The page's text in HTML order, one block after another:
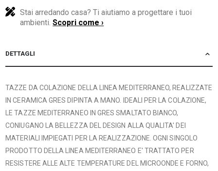
Stai arredando casa? Ti aiutiamo a progettare i tuoi
ambienti.Scopri come ›
DETTAGLI
TAZZE DA COLAZIONE DELLA LINEA MEDITERRANEO, REALIZZATE
IN CERAMICA GRES DIPINTA A MANO. IDEALI PER LA COLAZIONE,
LE TAZZE MEDITERRANEO IN GRES SMALTATO BIANCO,
CONIUGANO LA BELLEZZA DEL DESIGN ALLA QUALITA' DEI
MATERIALI IMPIEGATI PER LA REALIZZAZIONE. OGNI SINGOLO
PRODOTTO DELLA LINEA MEDITERRANEO E' TRATTATO PER
RESISTERE ALLE ALTE TEMPERATURE DEL MICROONDE E FORNO,